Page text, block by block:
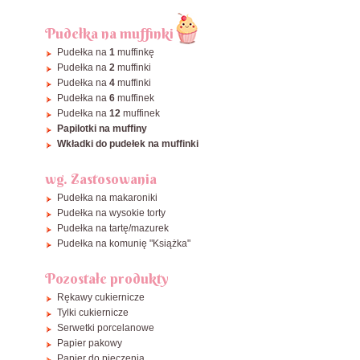
Pudełka na muffinki
Pudełka na 1muffinkę
Pudełka na 2muffinki
Pudełka na 4muffinki
Pudełka na 6muffinek
Pudełka na 12muffinek
Papilotki na muffiny
Wkładki do pudełek na muffinki
wg. Zastosowania
Pudełka na makaroniki
Pudełka na wysokie torty
Pudełka na tartę/mazurek
Pudełka na komunię "Książka"
Pozostałe produkty
Rękawy cukiernicze
Tylki cukiernicze
Serwetki porcelanowe
Papier pakowy